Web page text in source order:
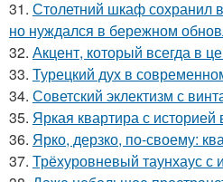
31. Столетний шкаф сохранил
но нуждался в бережном
32. Акцент, который всегда в
33. Турецкий дух в
34. Советский эклектизм с
35. Яркая квартира с историей
36. Ярко, дерзко, по-своему:
37. Трёхуровневый таунхаус с